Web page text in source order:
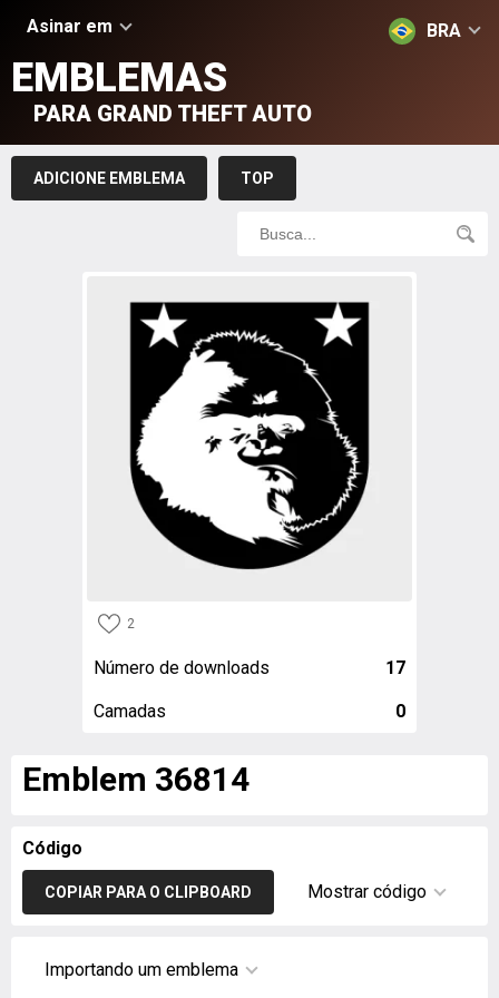
Asinar em BRA
EMBLEMAS
PARA GRAND THEFT AUTO
ADICIONE EMBLEMA TOP
2
Número de downloads 17
Camadas 0
Emblem 36814
Código
COPIAR PARA O CLIPBOARD Mostrar código
Importando um emblema